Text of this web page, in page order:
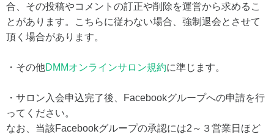
合、その投稿やコメントの訂正や削除を運営から求めるこ
とがあります。こちらに従わない場合、強制退会とさせて
頂く場合があります。
・その他DMMオンラインサロン規約に準じます。
・サロン入会申込完了後、Facebookグループへの申請を行
ってください。
なお、当該Facebookグループの承認には2～３営業日ほど